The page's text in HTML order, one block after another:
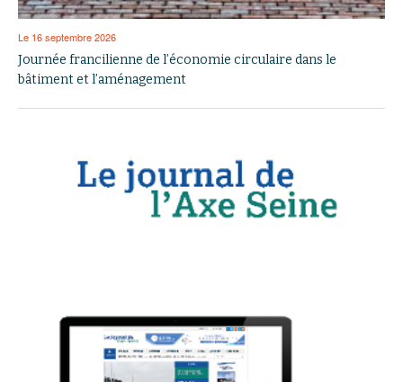
Le 16 septembre 2026
Journée francilienne de l’économie circulaire dans le
bâtiment et l’aménagement